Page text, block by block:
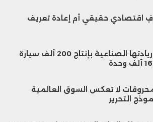
من مخاطر التنفيذ وتأثير
الوطنية على الأداء في
المتوسط.
اقتصادي حقيقي أم إعادة تعريف
رونو المغرب تعزز ريادتها الصناعية بإنتاج 200 ألف سيارة
لا تعكس السوق العالمية
التحرير